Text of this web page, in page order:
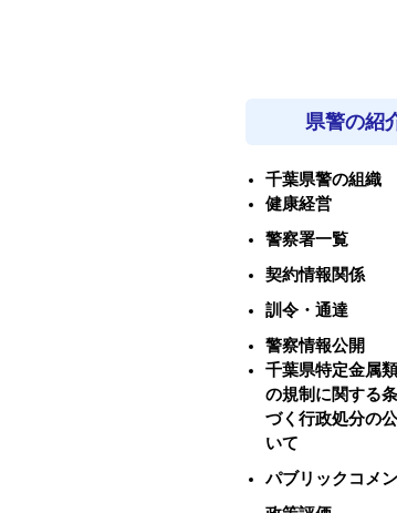
県警の紹
千葉県警の組織
健康経営
警察署一覧
契約情報関係
訓令・通達
警察情報公開
千葉県特定金属
の規制に関する
づく行政処分の
いて
パブリックコメ